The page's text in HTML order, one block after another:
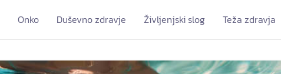
Onko Duševno zdravje Življenjski slog Teža zdravja